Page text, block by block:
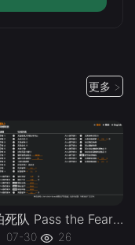
更多 >
风暴怕死队 Pass the Fear v1.0.x Plus 27 Trainer-单机修改器下载-仅支持迅雷（部分修改器仅支持本站游戏本体
07-30 26